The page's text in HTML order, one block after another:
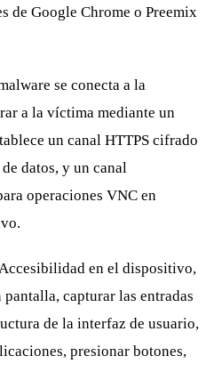
de Google Chrome o Preemix
se conecta a la
a la víctima mediante un
un canal HTTPS cifrado
datos, y un canal
operaciones VNC en
en el dispositivo,
capturar las entradas
de la interfaz de usuario,
presionar botones,